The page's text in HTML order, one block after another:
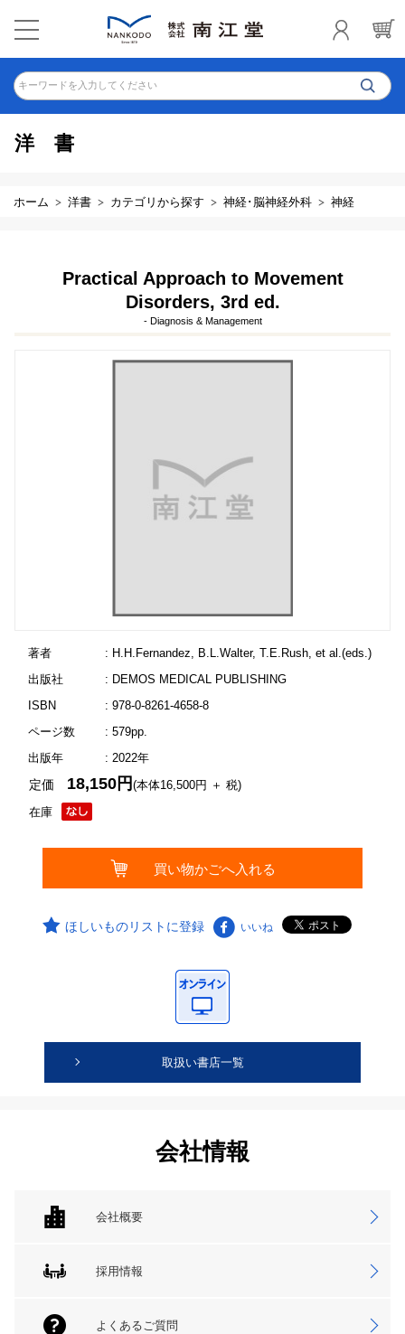
キーワードを入力してください
洋書
ホーム 洋書 カテゴリから探す 神経･脳神経外科 神経
Practical Approach to Movement
Disorders, 3rd ed.
- Diagnosis & Management
著者
: H.H.Fernandez, B.L.Walter, T.E.Rush, et al.(eds.)
出版社
: DEMOS MEDICAL PUBLISHING
ISBN
: 978-0-8261-4658-8
ページ数
: 579pp.
出版年
: 2022年
在庫
定価 18,150円(本体16,500円 ＋ 税)
ほしいものリストに登録 いいね
取扱い書店一覧
会社情報
会社概要
採用情報
よくあるご質問